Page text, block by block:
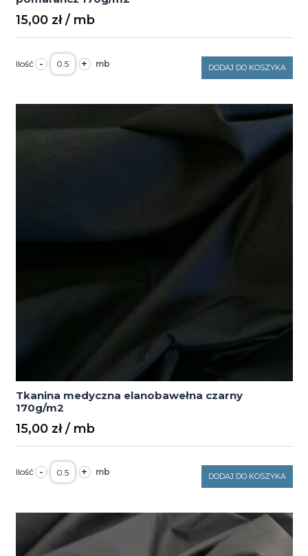
15,00 zł
- ilość
Tkanina
medyczna
+ DODAJ DO KOSZYKA
Tkanina medyczna elanobawełna czarny
170g/m2
15,00 zł
- ilość
Tkanina
medyczna
170g/m2
+ DODAJ DO KOSZYKA